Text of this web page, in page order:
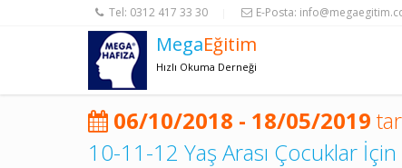
Tel: 0312 417 33 30 E-Posta:
MegaEğitim
Hızlı Okuma Derneği
06/10/2018 - 18/05/2019
10-11-12 Yaş Arası Çocuklar